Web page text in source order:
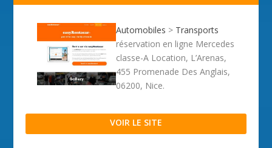
Automobiles > Transports
réservation en ligne Mercedes
classe-A Location, L’Arenas,
455 Promenade Des Anglais,
06200, Nice.
VOIR LE SITE